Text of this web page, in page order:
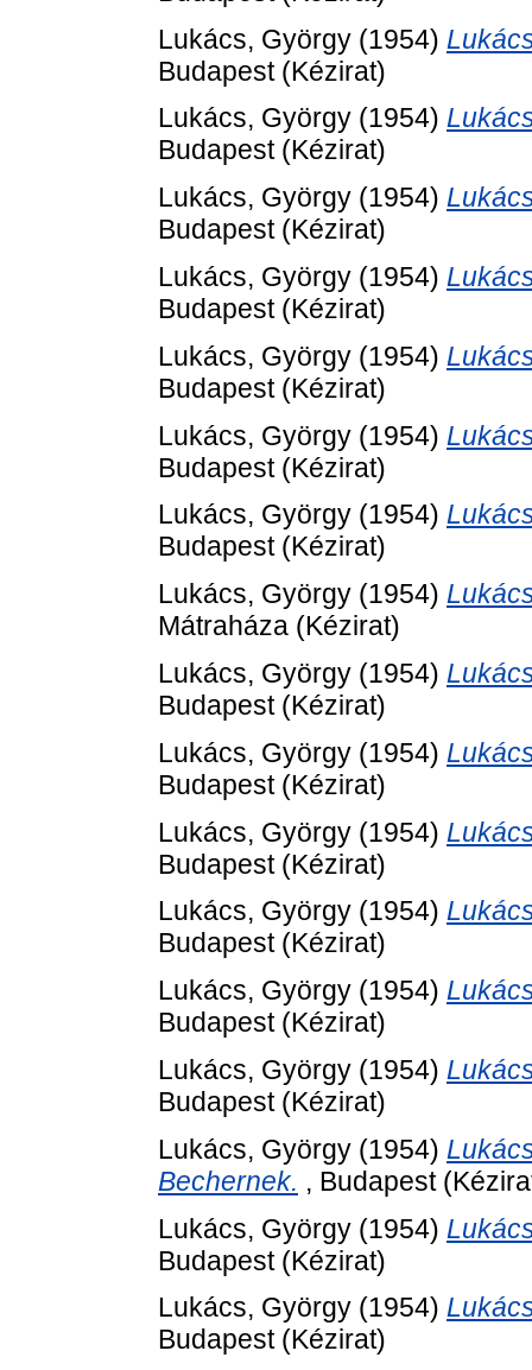
Lukács, György (1954)
Budapest (Kézirat)
Lukács, György (1954)
Budapest (Kézirat)
Lukács, György (1954)
Budapest (Kézirat)
Lukács, György (1954)
Budapest (Kézirat)
Lukács, György (1954)
Budapest (Kézirat)
Lukács, György (1954)
Budapest (Kézirat)
Lukács, György (1954)
Budapest (Kézirat)
Lukács, György (1954)
Mátraháza (Kézirat)
Lukács, György (1954)
Budapest (Kézirat)
Lukács, György (1954)
Budapest (Kézirat)
Lukács, György (1954)
Budapest (Kézirat)
Lukács, György (1954)
Budapest (Kézirat)
Lukács, György (1954)
Budapest (Kézirat)
Lukács, György (1954)
Budapest (Kézirat)
Lukács, György (1954)
Bechernek. , Budapest
Lukács, György (1954)
Budapest (Kézirat)
Lukács, György (1954)
Budapest (Kézirat)